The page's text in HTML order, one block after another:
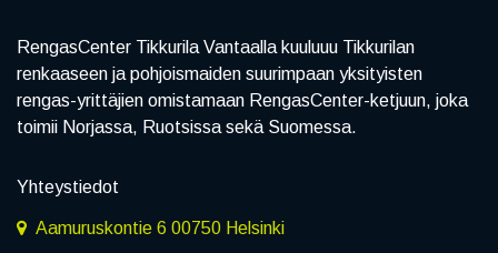
RengasCenter Tikkurila Vantaalla kuuluuu Tikkurilan
renkaaseen ja pohjoismaiden suurimpaan yksityisten
rengas-yrittäjien omistamaan RengasCenter-ketjuun, joka
toimii Norjassa, Ruotsissa sekä Suomessa.
Yhteystiedot
Aamuruskontie 6 00750 Helsinki